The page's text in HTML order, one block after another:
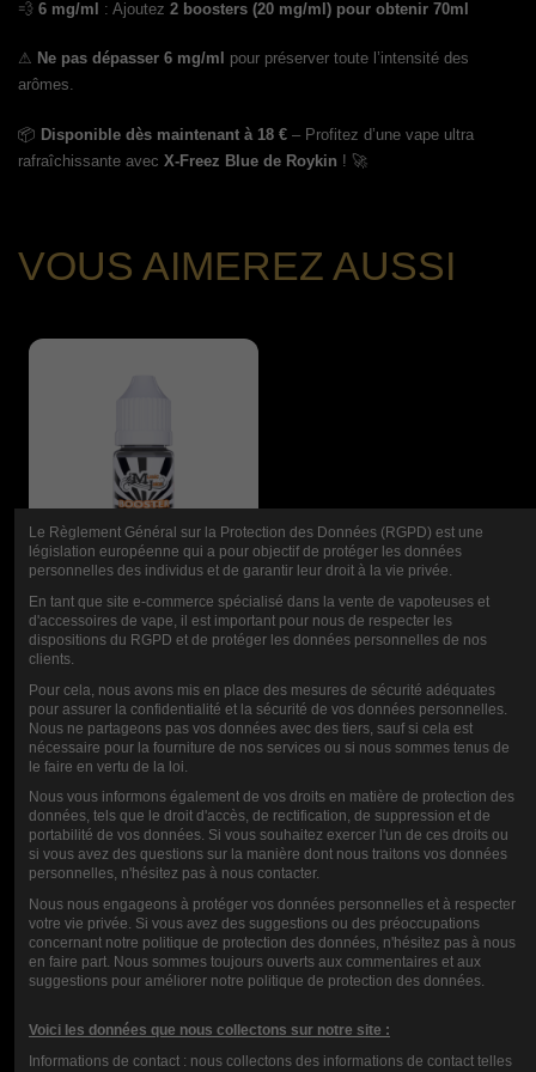
💨 6 mg/ml : Ajoutez 2 boosters (20 mg/ml) pour obtenir 70ml
⚠ Ne pas dépasser 6 mg/ml
pour préserver toute l’intensité des
arômes.
📦 Disponible dès maintenant à 18 € – Profitez d’une vape ultra
rafraîchissante avec X-Freez Blue de Roykin ! 🚀
VOUS AIMEREZ AUSSI
BOOSTER
MUSIC JUICE
10ML-20MG
0,90 €
NOTE
COMMENTAIRES (0)
Le Règlement Général sur la Protection des Données (RGPD) est une
législation européenne qui a pour objectif de protéger les données
personnelles des individus et de garantir leur droit à la vie privée.
En tant que site e-commerce spécialisé dans la vente de vapoteuses et
d'accessoires de vape, il est important pour nous de respecter les
dispositions du RGPD et de protéger les données personnelles de nos
clients.
Pour cela, nous avons mis en place des mesures de sécurité adéquates
pour assurer la confidentialité et la sécurité de vos données personnelles.
Nous ne partageons pas vos données avec des tiers, sauf si cela est
nécessaire pour la fourniture de nos services ou si nous sommes tenus de
le faire en vertu de la loi.
Nous vous informons également de vos droits en matière de protection des
données, tels que le droit d'accès, de rectification, de suppression et de
portabilité de vos données. Si vous souhaitez exercer l'un de ces droits ou
si vous avez des questions sur la manière dont nous traitons vos données
personnelles, n'hésitez pas à nous contacter.
Nous nous engageons à protéger vos données personnelles et à respecter
votre vie privée. Si vous avez des suggestions ou des préoccupations
concernant notre politique de protection des données, n'hésitez pas à nous
en faire part. Nous sommes toujours ouverts aux commentaires et aux
suggestions pour améliorer notre politique de protection des données.
Voici les données que nous collectons sur notre site :
Informations de contact : nous collectons des informations de contact telles